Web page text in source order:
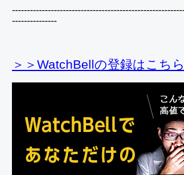
---------------
＞＞WatchBellの登録はこち